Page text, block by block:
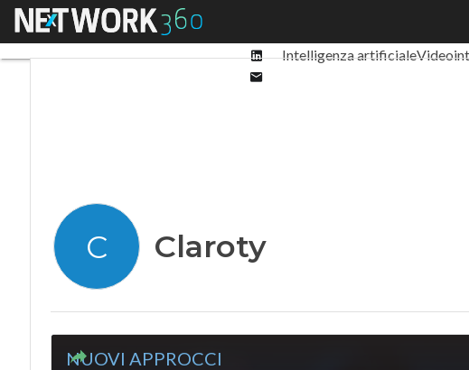
Menu
Linkedin
Intelligenza artificiale
C Claroty
NUOVI APPROCCI